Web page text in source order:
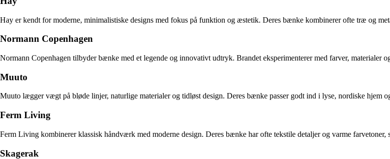
Hay er kendt for moderne, minimalistiske designs med fokus på funktion og æstetik. Deres bænke kombinerer ofte træ og
Normann Copenhagen
Normann Copenhagen tilbyder bænke med et legende og innovativt udtryk. Brandet eksperimenterer med farver, materialer
Muuto
Muuto lægger vægt på bløde linjer, naturlige materialer og tidløst design. Deres bænke passer godt ind i lyse, nordiske hjem
Ferm Living
Ferm Living kombinerer klassisk håndværk med moderne design. Deres bænke har ofte tekstile detaljer og varme farvetoner,
Skagerak